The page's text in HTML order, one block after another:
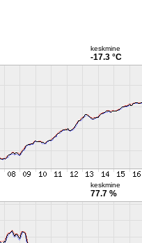
keskmine
-17.3 °C
keskmine
77.7 %